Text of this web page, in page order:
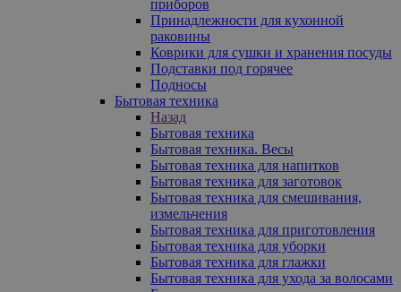
приборов
Принадлежности для кухонной
раковины
Коврики для сушки и хранения посуды
Подставки под горячее
Подносы
Бытовая техника
Назад
Бытовая техника
Бытовая техника. Весы
Бытовая техника для напитков
Бытовая техника для заготовок
Бытовая техника для смешивания,
измельчения
Бытовая техника для приготовления
Бытовая техника для уборки
Бытовая техника для глажки
Бытовая техника для ухода за волосами